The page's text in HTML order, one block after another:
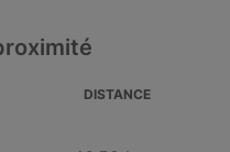
DISTANCE